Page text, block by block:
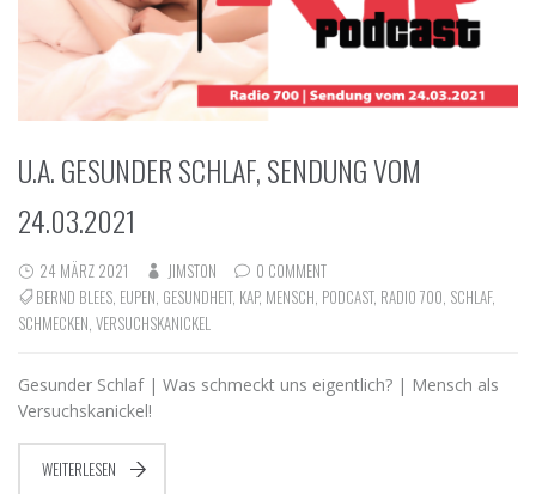
U.A. GESUNDER SCHLAF, SENDUNG VOM
24.03.2021
24 MÄRZ 2021 JIMSTON
0 COMMENT
BERND BLEES, EUPEN, GESUNDHEIT, KAP, MENSCH, PODCAST, RADIO 700, SCHLAF,
SCHMECKEN, VERSUCHSKANICKEL
Gesunder Schlaf | Was schmeckt uns eigentlich? | Mensch als
Versuchskanickel!
WEITERLESEN